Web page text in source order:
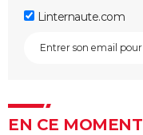
Linternaute.com
EN CE MOMENT